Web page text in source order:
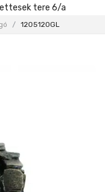
tere 6/a
/ 1205120GL